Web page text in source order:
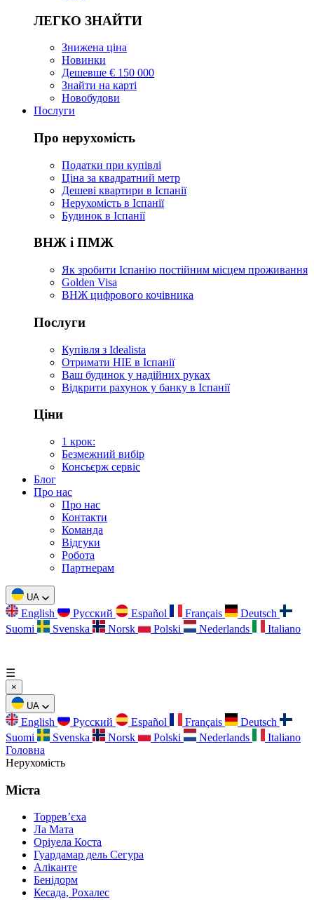
ЛЕГКО ЗНАЙТИ
Знижена ціна
Новинки
Дешевше € 150 000
Знайти на карті
Новобудови
Послуги
Про нерухомість
Податки при купівлі
Ціна за квадратний метр
Дешеві квартири в Іспанії
Нерухомість в Іспанії
Будинок в Іспанії
ВНЖ і ПМЖ
Як зробити Іспанію постійним місцем проживання
Golden Visa
ВНЖ цифрового кочівника
Послуги
Купівля з Idealista
Отримати НІЕ в Іспанії
Ваш будинок у надійних руках
Відкрити рахунок у банку в Іспанії
Ціни
1 крок:
Безмежний вибір
Консьєрж сервіс
Блог
Про нас
Про нас
Контакти
Команда
Відгуки
Робота
Партнерам
UA
English Русский Español Français
Deutsch
Suomi
Svenska Norsk Polski Nederlands Italiano
☰
×
UA
English Русский Español Français
Deutsch
Suomi
Svenska Norsk Polski Nederlands
Italiano
Головна
Нерухомість
Міста
Торревʼєха
Ла Мата
Оріуела Коста
Гуардамар дель Сегура
Аліканте
Бенідорм
Кесада, Рохалес